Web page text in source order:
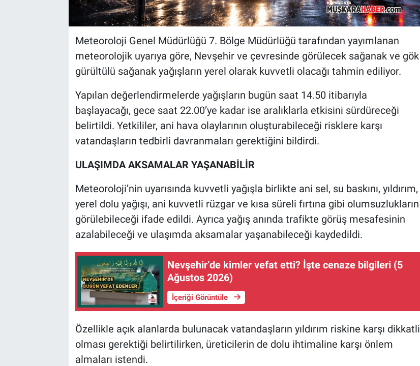
Meteoroloji Genel Müdürlüğü 7. Bölge Müdürlüğü tarafından yayımlanan
meteorolojik uyarıya göre, Nevşehir ve çevresinde görülecek sağanak ve gök
gürültülü sağanak yağışların yerel olarak kuvvetli olacağı tahmin ediliyor.
Yapılan değerlendirmelerde yağışların bugün saat 14.50 itibarıyla
başlayacağı, gece saat 22.00’ye kadar ise aralıklarla etkisini sürdüreceği
belirtildi. Yetkililer, ani hava olaylarının oluşturabileceği risklere karşı
vatandaşların tedbirli davranmaları gerektiğini bildirdi.
ULAŞIMDA AKSAMALAR YAŞANABİLİR
Meteoroloji’nin uyarısında kuvvetli yağışla birlikte ani sel, su baskını, yıldırım,
yerel dolu yağışı, ani kuvvetli rüzgar ve kısa süreli fırtına gibi olumsuzlukların
görülebileceği ifade edildi. Ayrıca yağış anında trafikte görüş mesafesinin
azalabileceği ve ulaşımda aksamalar yaşanabileceği kaydedildi.
Nevşehir’de kimler vefat etti? İşte cenaze bilgileri (5
Ağustos 2026)
İçeriği Görüntüle
Özellikle açık alanlarda bulunacak vatandaşların yıldırım riskine karşı dikkatli
olması gerektiği belirtilirken, üreticilerin de dolu ihtimaline karşı önlem
almaları istendi.